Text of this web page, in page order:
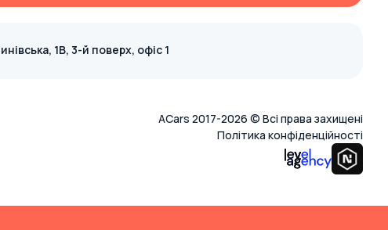
1В, 3-й поверх, офіс 1
ACars 2017-2026 © Всі права захищені
Політика конфіденційності